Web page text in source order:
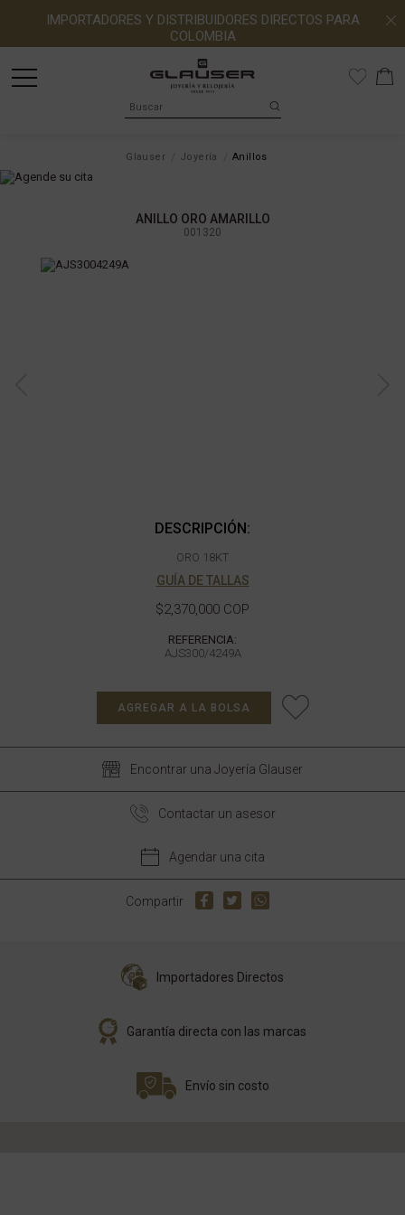
IMPORTADORES Y DISTRIBUIDORES DIRECTOS PARA
COLOMBIA
Glauser Joyería Anillos
ANILLO ORO AMARILLO
001320
DESCRIPCIÓN:
ORO 18KT
GUÍA DE TALLAS
$2,370,000 COP
REFERENCIA:
AJS300/4249A
AGREGAR A LA BOLSA
Encontrar una Joyería Glauser
Contactar un asesor
Agendar una cita
Compartir
Importadores Directos
Garantía directa con las marcas
Envío sin costo